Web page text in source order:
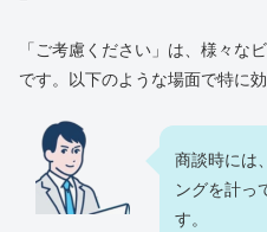
「ご考慮ください」は、様々な
です。以下のような場面で特に
商談時には
ングを計っ
す。